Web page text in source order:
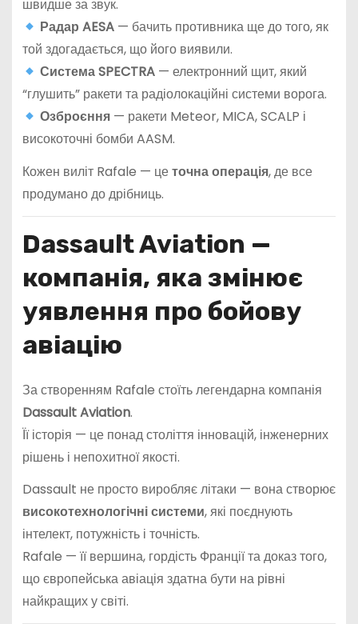
швидше за звук.
Радар AESA — бачить противника ще до того, як
той здогадається, що його виявили.
Система SPECTRA — електронний щит, який
“глушить” ракети та радіолокаційні системи ворога.
Озброєння — ракети Meteor, MICA, SCALP і
високоточні бомби AASM.
Кожен виліт Rafale — цеточна операція, де все
продумано до дрібниць.
Dassault Aviation —
компанія, яка змінює
уявлення про бойову
авіацію
За створенням Rafale стоїть легендарна компанія
Dassault Aviation.
Її історія — це понад століття інновацій, інженерних
рішень і непохитної якості.
Dassault не просто виробляє літаки — вона створює
високотехнологічні системи, які поєднують
інтелект, потужність і точність.
Rafale — її вершина, гордість Франції та доказ того,
що європейська авіація здатна бути на рівні
найкращих у світі.